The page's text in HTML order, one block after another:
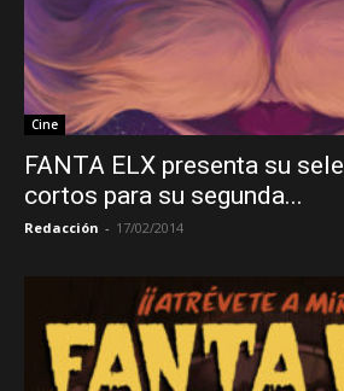
Cine
FANTA ELX presenta su
cortos para su segunda...
Redacción - 17/02/2014